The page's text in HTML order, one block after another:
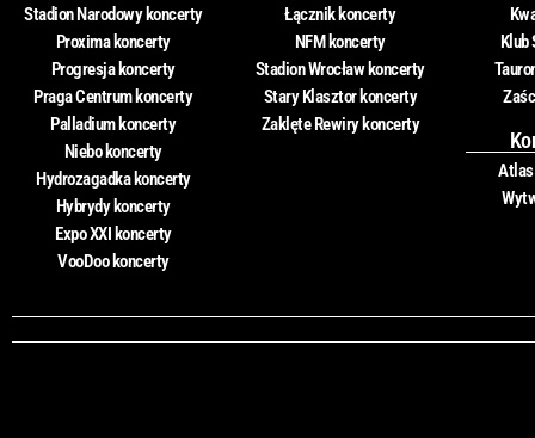
Stadion Narodowy koncerty
Proxima koncerty
Progresja koncerty
Praga Centrum koncerty
Palladium koncerty
Niebo koncerty
Hydrozagadka koncerty
Hybrydy koncerty
Expo XXI koncerty
VooDoo koncerty
Łącznik koncerty
NFM koncerty
Stadion Wrocław koncerty
Stary Klasztor koncerty
Zaklęte Rewiry koncerty
Klub